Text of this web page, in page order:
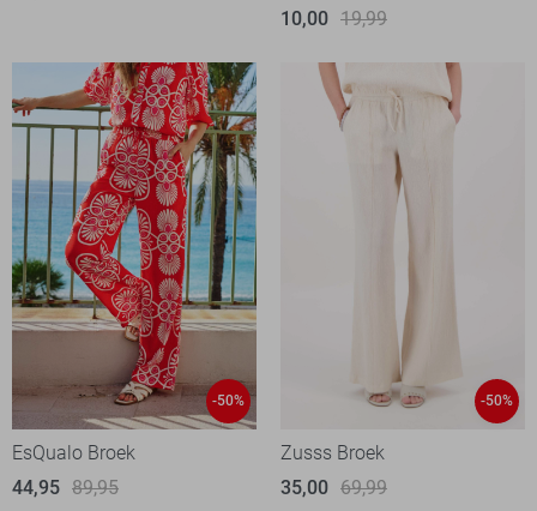
10,00 19,99
-50%
EsQualo Broek
44,95 89,95
-50%
Zusss Broek
35,00 69,99